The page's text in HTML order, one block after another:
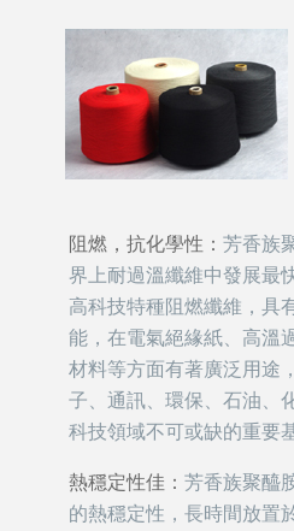
阻燃，抗化學性： 芳香族
界上耐過溫纖維中發展最
高科技特種阻燃纖維，具
能，在電氣絕緣紙、高溫
材料等方面有著廣泛用途
子、通訊、環保、石油、
科技領域不可或缺的重要
熱穩定性佳： 芳香族聚醯
的熱穩定性，長時間放置